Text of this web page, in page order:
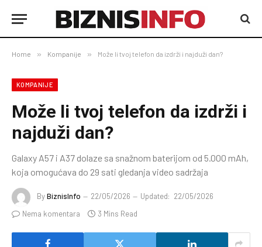
Home » Kompanije » Može li tvoj telefon da izdrži i najduži dan?
KOMPANIJE
Može li tvoj telefon da izdrži i
najduži dan?
Galaxy A57 i A37 dolaze sa snažnom baterijom od 5.000 mAh,
koja omogućava do 29 sati gledanja video sadržaja
ByBiznisInfo 22/05/2026 Updated: 22/05/2026
Nema komentara
3 Mins Read